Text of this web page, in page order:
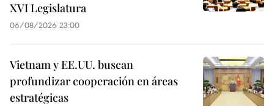
XVI Legislatura
06/08/2026 23:00
Vietnam y EE.UU. buscan
profundizar cooperación en áreas
estratégicas